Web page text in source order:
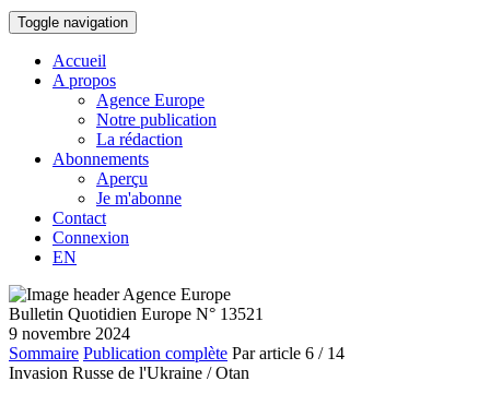
Toggle navigation
Accueil
A propos
Agence Europe
Notre publication
La rédaction
Abonnements
Aperçu
Je m'abonne
Contact
Connexion
EN
Bulletin Quotidien Europe N° 13521
9 novembre 2024
Sommaire Publication complète Par article 6 / 14
Invasion Russe de l'Ukraine / Otan